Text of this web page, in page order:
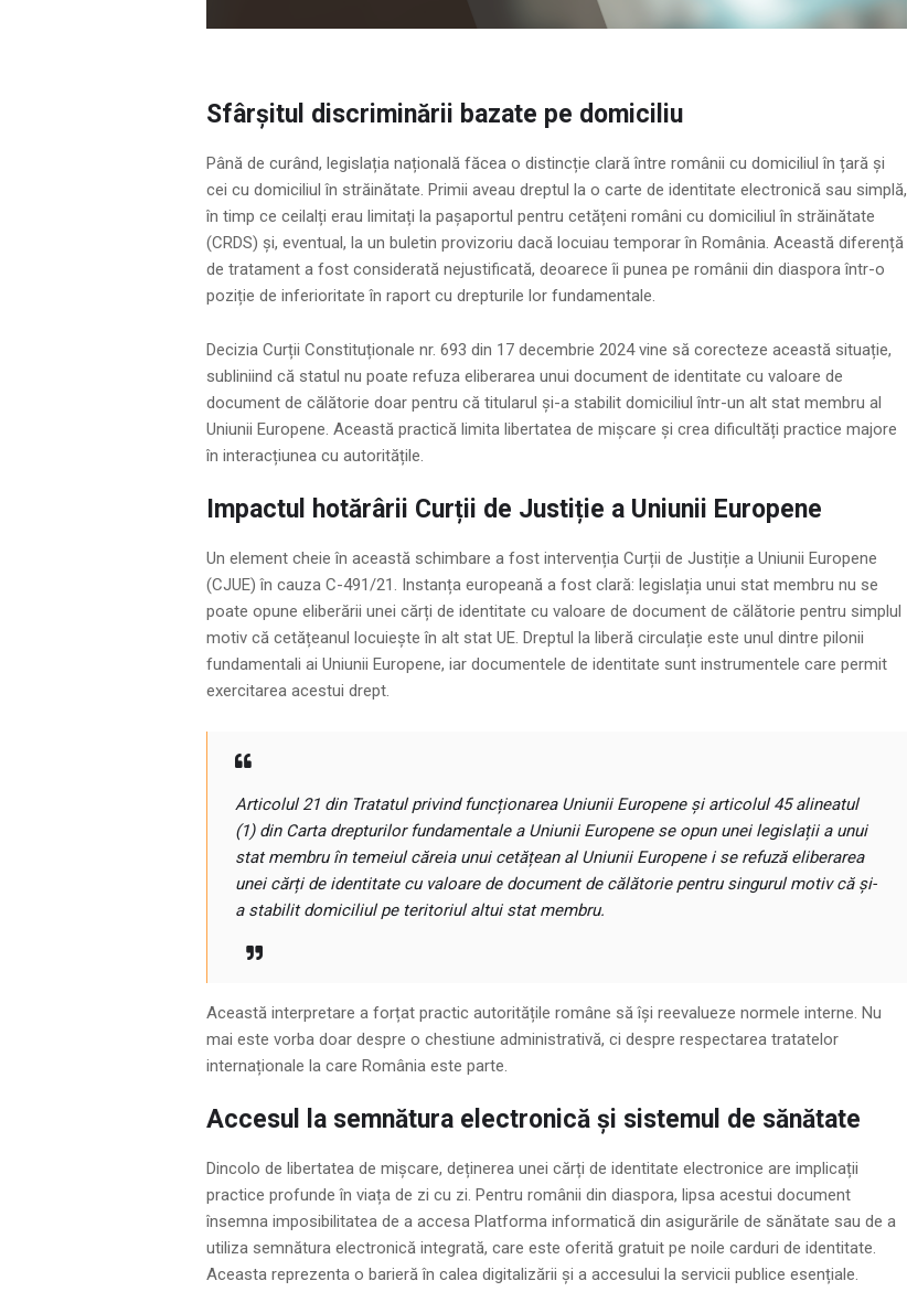
Sfârșitul discriminării bazate pe domiciliu
Până de curând, legislația națională făcea o distincție clară între românii cu domiciliul în țară și
cei cu domiciliul în străinătate. Primii aveau dreptul la o carte de identitate electronică sau simplă,
în timp ce ceilalți erau limitați la pașaportul pentru cetățeni români cu domiciliul în străinătate
(CRDS) și, eventual, la un buletin provizoriu dacă locuiau temporar în România. Această diferență
de tratament a fost considerată nejustificată, deoarece îi punea pe românii din diaspora într-o
poziție de inferioritate în raport cu drepturile lor fundamentale.
Decizia Curții Constituționale nr. 693 din 17 decembrie 2024 vine să corecteze această situație,
subliniind că statul nu poate refuza eliberarea unui document de identitate cu valoare de
document de călătorie doar pentru că titularul și-a stabilit domiciliul într-un alt stat membru al
Uniunii Europene. Această practică limita libertatea de mișcare și crea dificultăți practice majore
în interacțiunea cu autoritățile.
Impactul hotărârii Curții de Justiție a Uniunii Europene
Un element cheie în această schimbare a fost intervenția Curții de Justiție a Uniunii Europene
(CJUE) în cauza C-491/21. Instanța europeană a fost clară: legislația unui stat membru nu se
poate opune eliberării unei cărți de identitate cu valoare de document de călătorie pentru simplul
motiv că cetățeanul locuiește în alt stat UE. Dreptul la liberă circulație este unul dintre pilonii
fundamentali ai Uniunii Europene, iar documentele de identitate sunt instrumentele care permit
exercitarea acestui drept.
Articolul 21 din Tratatul privind funcționarea Uniunii Europene și articolul 45 alineatul
(1) din Carta drepturilor fundamentale a Uniunii Europene se opun unei legislații a unui
stat membru în temeiul căreia unui cetățean al Uniunii Europene i se refuză eliberarea
unei cărți de identitate cu valoare de document de călătorie pentru singurul motiv că și-
a stabilit domiciliul pe teritoriul altui stat membru.
Această interpretare a forțat practic autoritățile române să își reevalueze normele interne. Nu
mai este vorba doar despre o chestiune administrativă, ci despre respectarea tratatelor
internaționale la care România este parte.
Accesul la semnătura electronică și sistemul de sănătate
Dincolo de libertatea de mișcare, deținerea unei cărți de identitate electronice are implicații
practice profunde în viața de zi cu zi. Pentru românii din diaspora, lipsa acestui document
însemna imposibilitatea de a accesa Platforma informatică din asigurările de sănătate sau de a
utiliza semnătura electronică integrată, care este oferită gratuit pe noile carduri de identitate.
Aceasta reprezenta o barieră în calea digitalizării și a accesului la servicii publice esențiale.